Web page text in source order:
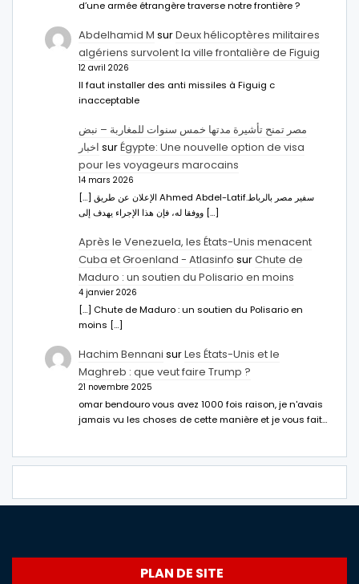
d’une armée étrangère traverse notre frontière ?
Abdelhamid M surDeux hélicoptères militaires
algériens survolent la ville frontalière de Figuig
12 avril 2026
Il faut installer des anti missiles à Figuig c
inacceptable
مصر تمنح تأشيرة مدتها خمس سنوات للمغاربة – نبض
اخبار surÉgypte: Une nouvelle option de visa
pour les voyageurs marocains
14 mars 2026
[…] الإعلان عن طريق Ahmed Abdel-Latifسفير مصر بالرباط.
ووفقا له، فإن هذا الإجراء يهدف إلى […]
Après le Venezuela, les États-Unis menacent
Cuba et Groenland - Atlasinfo surChute de
Maduro : un soutien du Polisario en moins
4 janvier 2026
[…] Chute de Maduro : un soutien du Polisario en
moins […]
Hachim Bennani surLes États-Unis et le
Maghreb : que veut faire Trump ?
21 novembre 2025
omar bendouro vous avez 1000 fois raison, je n'avais
jamais vu les choses de cette manière et je vous fait…
PLAN DE SITE